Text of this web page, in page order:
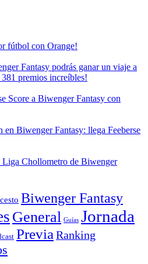
fútbol con Orange!
Fantasy podrás ganar un viaje a
premios increíbles!
Score a Biwenger Fantasy con
en Biwenger Fantasy: llega Feeberse
Liga Chollometro de Biwenger
Biwenger Fantasy
General Guías Jornada
Previa Ranking